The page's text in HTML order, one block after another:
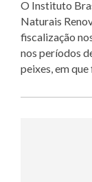
O Instituto
Naturais
fiscalização
nos períodos
peixes, em